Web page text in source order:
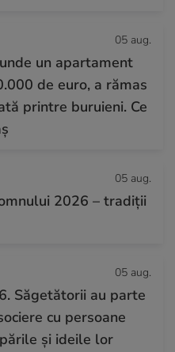
05 aug.
un apartament
de euro, a rămas
printre buruieni. Ce
05 aug.
2026 – tradiții
05 aug.
Săgetătorii au parte
cu persoane
și ideile lor